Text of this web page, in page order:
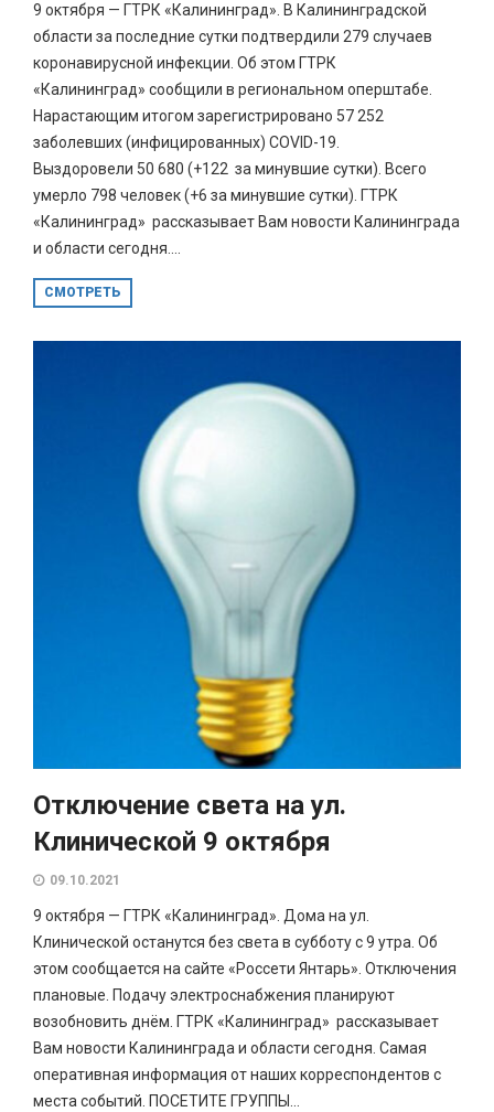
9 октября — ГТРК «Калининград». В Калининградской
области за последние сутки подтвердили 279 случаев
коронавирусной инфекции. Об этом ГТРК
«Калининград» сообщили в региональном оперштабе.
Нарастающим итогом зарегистрировано 57 252
заболевших (инфицированных) COVID-19.
Выздоровели 50 680 (+122 за минувшие сутки). Всего
умерло 798 человек (+6 за минувшие сутки). ГТРК
«Калининград» рассказывает Вам новости Калининграда
и области сегодня....
СМОТРЕТЬ
Отключение света на ул.
Клинической 9 октября
09.10.2021
9 октября — ГТРК «Калининград». Дома на ул.
Клинической останутся без света в субботу с 9 утра. Об
этом сообщается на сайте «Россети Янтарь». Отключения
плановые. Подачу электроснабжения планируют
возобновить днём. ГТРК «Калининград» рассказывает
Вам новости Калининграда и области сегодня. Самая
оперативная информация от наших корреспондентов с
места событий. ПОСЕТИТЕ ГРУППЫ...